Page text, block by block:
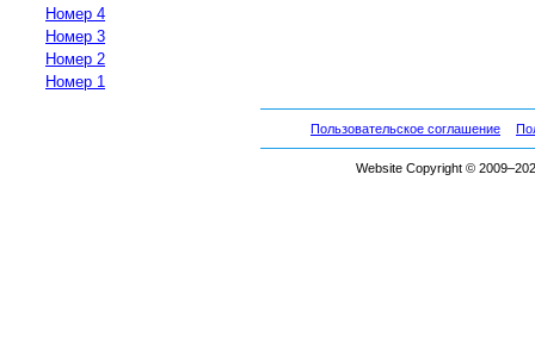
Номер 4
Номер 3
Номер 2
Номер 1
Пользовательское соглашение
Website Copyright ©